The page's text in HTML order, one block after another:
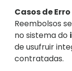
Casos de
Reembolsos
no sistema do
de usufruir
contratadas.